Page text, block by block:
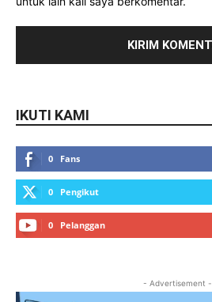
IKUTI KAMI
0 Fans
0 Pengikut
0 Pelanggan
- Advertisement -